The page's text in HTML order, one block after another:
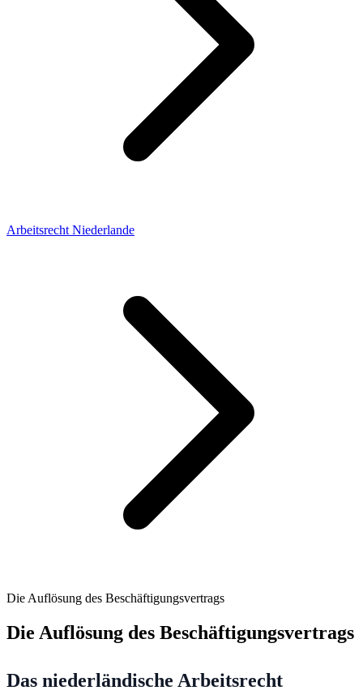
Arbeitsrecht Niederlande
Die Auflösung des Beschäftigungsvertrags
Die Auflösung des Beschäftigungsvertrags
Das niederländische Arbeitsrecht